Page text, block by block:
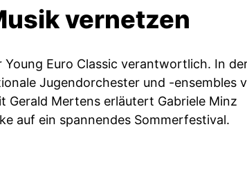
vernetzen
Euro Classic verantwortlich. In
Jugendorchester und ­-ensembles
Gerald Mertens erläutert Gabriele Minz
auf ein spannendes Sommerfestival.